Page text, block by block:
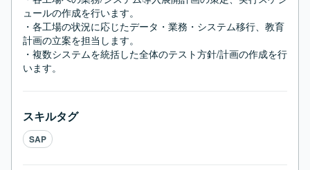
ュールの作成を行います。
・各工場の状況に応じたデータ・業務・システム移行、教育
計画の立案を担当します。
・複数システムを統括した全体のテスト方針/計画の作成を行
います。
スキルタグ
SAP